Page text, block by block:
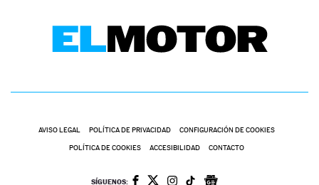
AVISO LEGAL POLÍTICA DE PRIVACIDAD CONFIGURACIÓN DE COOKIES
POLÍTICA DE COOKIES ACCESIBILIDAD CONTACTO
SÍGUENOS: